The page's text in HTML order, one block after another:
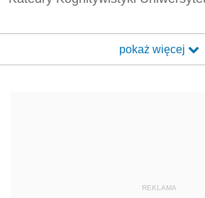
pokaż więcej
REKLAMA